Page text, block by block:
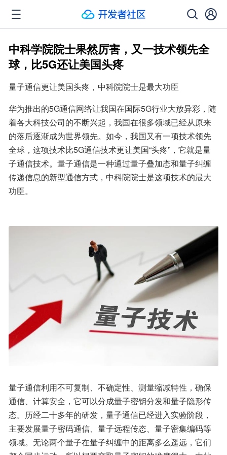
中科学院院士果然厉害，又一技术领先全
球，比5G还让美国头疼
量子通信更让美国头疼，中科院院士是最大功臣
华为推出的5G通信网络让我国在国际5G行业大放异彩，随
着各大科技公司的不断兴起，我国在很多领域已经从原来
的落后逐渐成为世界领先。如今，我国又有一项技术领先
全球，这项技术比5G通信技术更让美国“头疼”，它就是量
子通信技术。量子通信是一种通过量子叠加态和量子纠缠
传递信息的新型通信方式，中科院院士是这项技术的最大
功臣。
量子通信利用不可复制、不确定性、测量缩减特性，确保
通信、计算安全，它可以分成量子密钥分发和量子隐形传
态。历经二十多年的研发，量子通信已经进入实验阶段，
主要发展量子密码通信、量子远程传态、量子密集编码等
领域。无论两个量子在量子纠缠中的距离多么遥远，它们